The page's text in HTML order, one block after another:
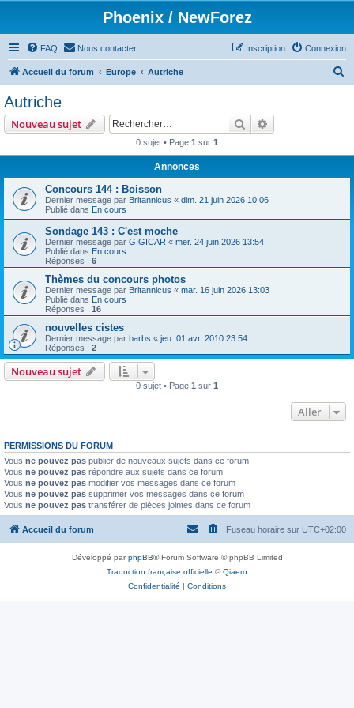
Phoenix / NewForez
FAQ Nous contacter Connexion
Inscription
Accueil du forum Europe Autriche
e
Autriche
Nouveau sujet Rechercher
0 sujet • Page 1 sur 1
Annonces
Concours 144 : Boisson
Dernier message par Britannicus « dim. 21 juin 2026 10:06
Publié dans En cours
Sondage 143 : C'est moche
Dernier message par GIGICAR « mer. 24 juin 2026 13:54
Publié dans En cours
Réponses : 6
Thèmes du concours photos
Dernier message par Britannicus « mar. 16 juin 2026 13:03
Publié dans En cours
Réponses : 16
nouvelles cistes
Dernier message par barbs « jeu. 01 avr. 2010 23:54
Réponses : 2
Nouveau sujet
0 sujet • Page 1 sur 1
Aller
PERMISSIONS DU FORUM
Vous ne pouvez pas publier de nouveaux sujets dans ce forum
Vous ne pouvez pas répondre aux sujets dans ce forum
Vous ne pouvez pas modifier vos messages dans ce forum
Vous ne pouvez pas supprimer vos messages dans ce forum
Vous ne pouvez pas transférer de pièces jointes dans ce forum
Accueil du forum Fuseau horaire sur UTC+02:00
Développé parphpBB® Forum Software © phpBB Limited
Traduction française officielle ©Qiaeru
Confidentialité | Conditions